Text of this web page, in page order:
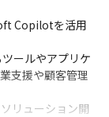
Copilotを活用
ールやアプリケ
支援や顧客管理
リューション開